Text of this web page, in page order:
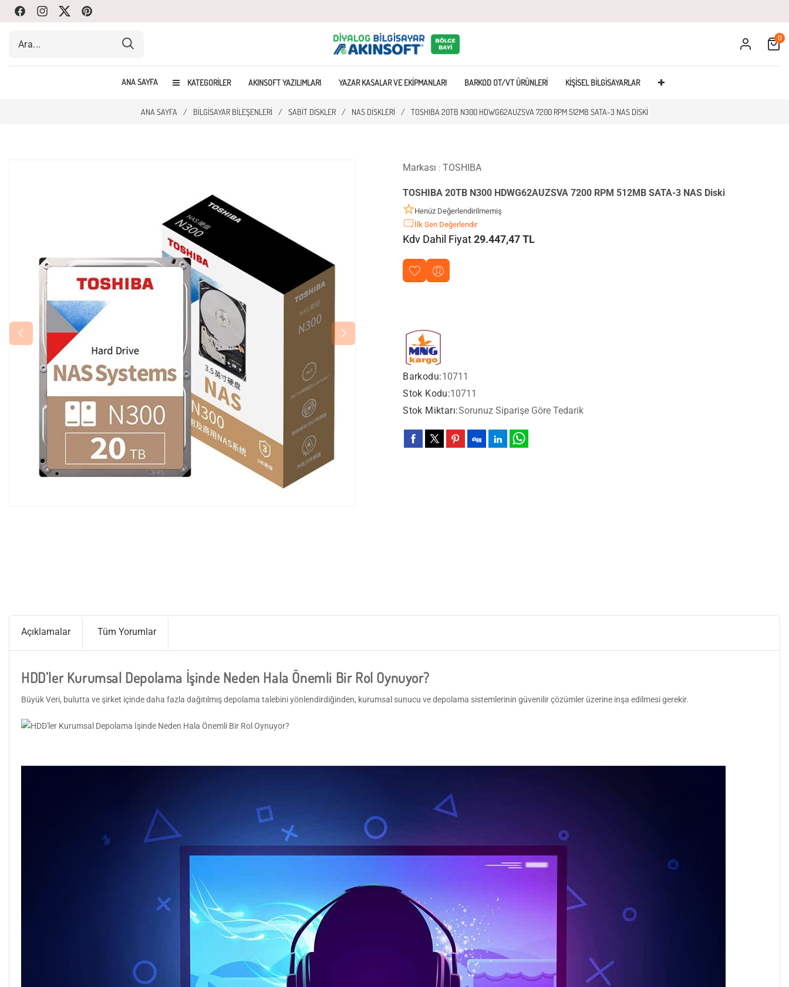
FacebookInstagram
Twitte Pinterest
ANA SAYFA KATEGORILER AKINSOFT YAZILIMLARI YAZAR KASALAR VE EKIPMANLARI BARKOD OT/VT ÜRÜNLERI KIŞISEL BILGISAYARLAR
Cart
0
ANA SAYFA / BILGISAYAR BILEŞENLERI / SABIT DISKLER / NAS DISKLERI / TOSHIBA 20TB N300 HDWG62AUZSVA 7200 RPM 512MB SATA-3 NAS DISKI
Markası : TOSHIBA
TOSHIBA 20TB N300 HDWG62AUZSVA 7200 RPM 512MB SATA-3 NAS Diski
Henüz Değerlendirilmemiş
İlk Sen Değerlendir
Kdv Dahil Fiyat 29.447,47 TL
Barkodu:10711
Stok Kodu:10711
Stok Miktarı:Sorunuz Siparişe Göre Tedarik
Açıklamalar Tüm Yorumlar
HDD’ler Kurumsal Depolama İşinde Neden Hala Önemli Bir Rol Oynuyor?
Büyük Veri, bulutta ve şirket içinde daha fazla dağıtılmış depolama talebini yönlendirdiğinden, kurumsal sunucu ve depolama sistemlerinin güvenilir çözümler üzerine inşa edilmesi gerekir.